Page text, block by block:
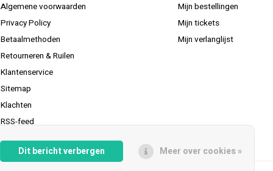
Algemene voorwaarden
Privacy Policy
Betaalmethoden
Retourneren & Ruilen
Klantenservice
Sitemap
Klachten
RSS-feed
Mijn bestellingen
Mijn tickets
Mijn verlanglijst
Dit bericht verbergen Meer over cookies »